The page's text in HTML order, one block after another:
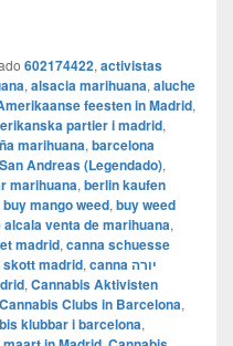
602174422, activistas
, alsacia marihuana, aluche
feesten in Madrid,
partier i madrid,
marihuana, barcelona
Andreas (Legendado),
marihuana, berlin kaufen
buy mango weed, buy weed
alcala venta de marihuana,
madrid, canna schuesse
skott madrid, canna יורה
, Cannabis Aktivisten
Cannabis Clubs in Barcelona,
klubbar i barcelona,